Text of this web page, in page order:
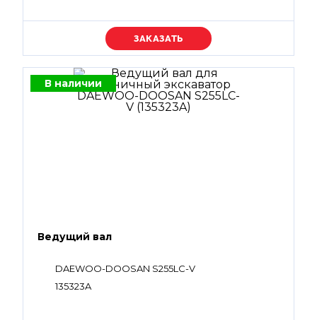
Уточняйте цену
В наличии
Ведущий вал
DAEWOO-DOOSAN S255LC-V
135323A